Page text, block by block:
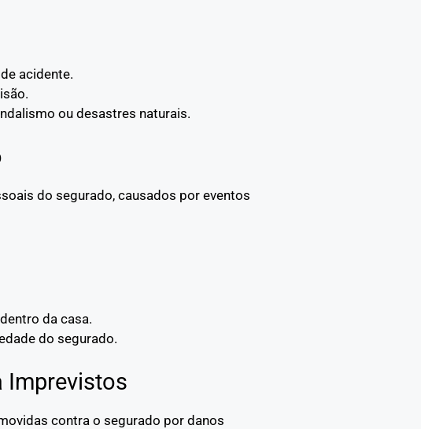
acidente.
ou desastres naturais.
do segurado, causados por eventos
da casa.
do segurado.
Imprevistos
contra o segurado por danos